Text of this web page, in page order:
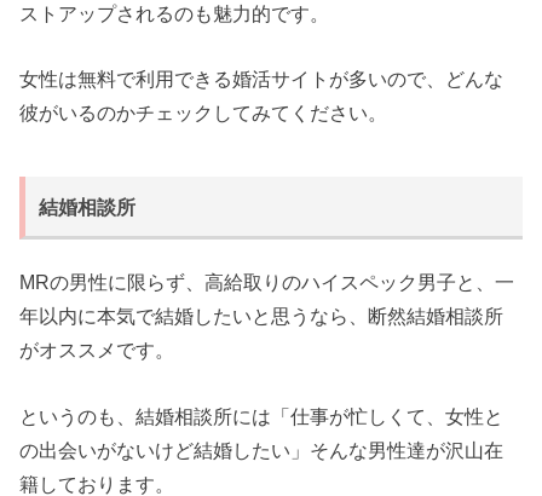
ストアップされるのも魅力的です。
女性は無料で利用できる婚活サイトが多いので、どんな
彼がいるのかチェックしてみてください。
結婚相談所
MRの男性に限らず、高給取りのハイスペック男子と、一
年以内に本気で結婚したいと思うなら、断然結婚相談所
がオススメです。
というのも、結婚相談所には「仕事が忙しくて、女性と
の出会いがないけど結婚したい」そんな男性達が沢山在
籍しております。